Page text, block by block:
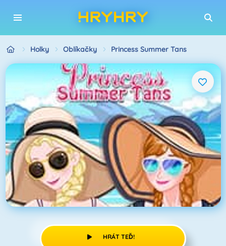
Holky Oblíkačky Princess Summer Tans
HRÁT TEĎ!